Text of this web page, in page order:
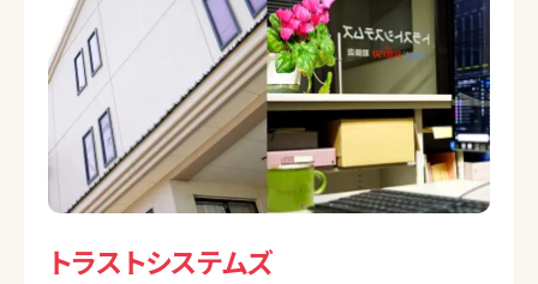
ライアントの多様なデジタルマーケティングニーズに
応える体制を整えています。
トラストシステムズ